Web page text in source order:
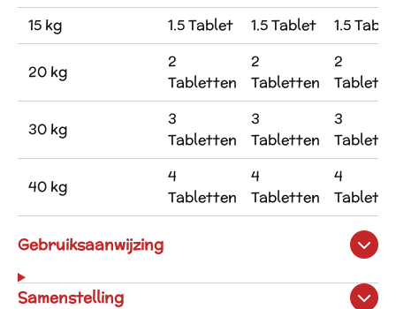
15 kg
1.5 Tablet 1.5 Tablet 1.5
20 kg
2
Tabletten
2
Tabletten
2
30 kg
3
Tabletten
3
Tabletten
3
40 kg
4
Tabletten
4
Tabletten
4
Gebruiksaanwijzing
Samenstelling